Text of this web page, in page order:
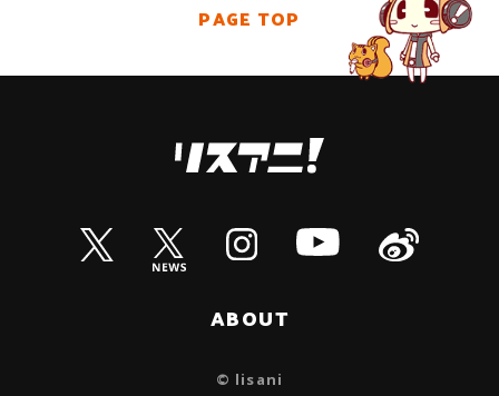
PAGE TOP
ABOUT
© lisani